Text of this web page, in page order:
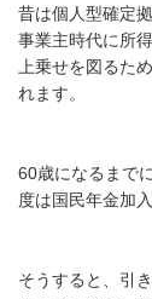
昔は個人型確定
事業主時代に所
上乗せを図るた
れます。
60歳になるまで
度は国民年金加
そうすると、引